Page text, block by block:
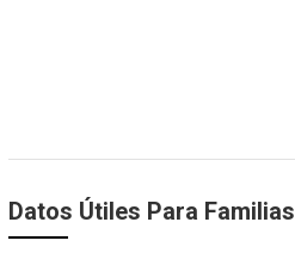
Datos Útiles Para Familias